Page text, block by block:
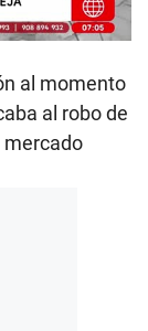
al momento
al robo de
mercado